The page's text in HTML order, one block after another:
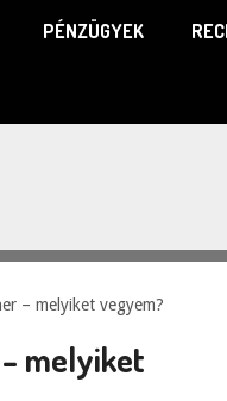
PÉNZÜGYEK
– melyiket vegyem?
melyiket